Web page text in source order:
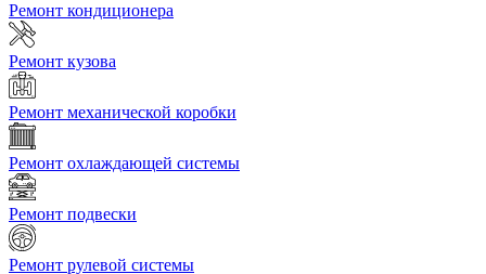
Ремонт кондиционера
Ремонт кузова
Ремонт механической коробки
Ремонт охлаждающей системы
Ремонт подвески
Ремонт рулевой системы